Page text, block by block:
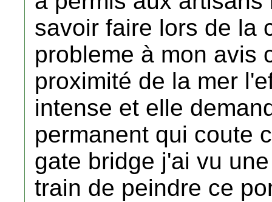
savoir faire lors de la
probleme à mon avis
proximité de la mer
intense et elle
permanent qui coute
gate bridge j'ai vu
train de peindre ce